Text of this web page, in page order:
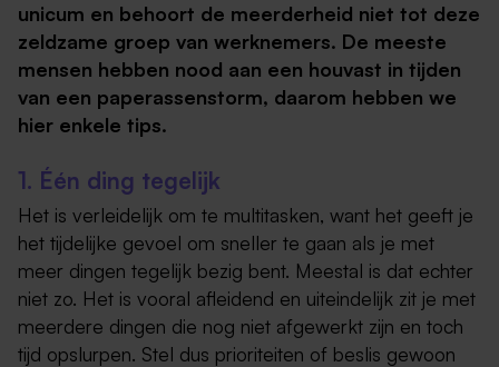
unicum en behoort de meerderheid niet tot deze
zeldzame groep van werknemers. De meeste
mensen hebben nood aan een houvast in tijden
van een paperassenstorm, daarom hebben we
hier enkele tips.
1. Één ding tegelijk
Het is verleidelijk om te multitasken, want het geeft je
het tijdelijke gevoel om sneller te gaan als je met
meer dingen tegelijk bezig bent. Meestal is dat echter
niet zo. Het is vooral afleidend en uiteindelijk zit je met
meerdere dingen die nog niet afgewerkt zijn en toch
tijd opslurpen. Stel dus prioriteiten of beslis gewoon